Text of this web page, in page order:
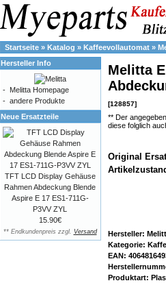
Startseite » Katalog » Kaffeevollautomat »
Melitta
[128857]
** Der
diese folglich
Original
Hersteller:
Kategorie:
EAN:
Produktart:
Hersteller Info
- Melitta Homepage
- andere Produkte
Neue Ersatzteile
TFT LCD Display Gehäuse
Rahmen Abdeckung Blende
Aspire E 17 ES1-711G-
P3VV ZYL
15.90€
** Endkundenpreis zzgl. Versand